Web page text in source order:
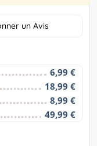
un Avis
6,99 €
18,99 €
8,99 €
49,99 €